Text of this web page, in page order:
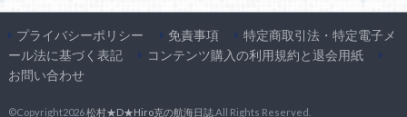
プライバシーポリシー 免責事項
特定商取引法・特定電子メ
ール法に基づく表記
コンテンツ購入の利用規約と退会用紙
お問い合わせ
©Copyright2026松村★D★Hiro克の航海日誌.All Rights Reserved.